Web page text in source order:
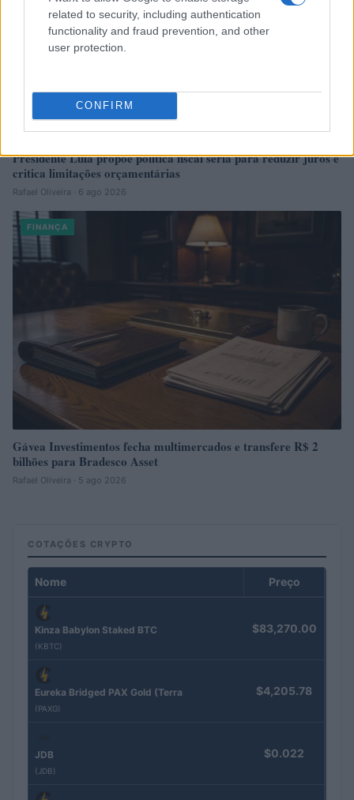
related to security, including authentication
functionality and fraud prevention, and other
user protection.
CONFIRM
Presidente Lula propõe política fiscal séria para reduzir juros e
critica limitações orçamentárias
Rafael Oliveira · 6 ago 2026
FINANÇA
Gávea Investimentos fecha multimercados e transfere R$ 2
bilhões para Bradesco Asset
Rafael Oliveira · 5 ago 2026
COTAÇÕES CRYPTO
Nome Preço
Kinza Babylon Staked BTC
(KBTC)
$83,270.00
Eureka Bridged PAX Gold (Terra
(PAXG)
$4,205.78
JDB
(JDB)
$0.022